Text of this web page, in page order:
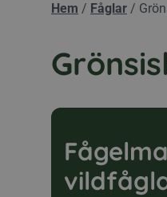
Hem / Fåglar /